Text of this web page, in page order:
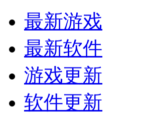
最新游戏
最新软件
游戏更新
软件更新